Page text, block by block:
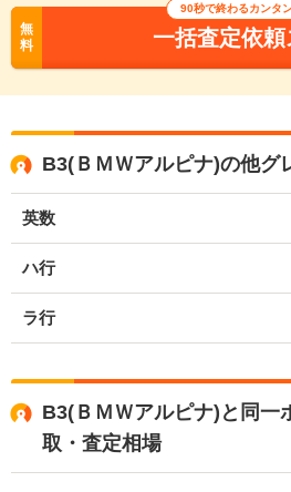
無
料
90秒で終わるカンタ
一括査定依頼
B3(ＢＭＷアルピナ)の他グ
英数
ハ行
ラ行
B3(ＢＭＷアルピナ)と同一
取・査定相場